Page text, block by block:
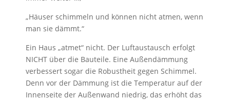
„Häuser schimmeln und können nicht atmen, wenn
man sie dämmt.“
Ein Haus „atmet“ nicht. Der Luftaustausch erfolgt
NICHT über die Bauteile. Eine Außendämmung
verbessert sogar die Robustheit gegen Schimmel.
Denn vor der Dämmung ist die Temperatur auf der
Innenseite der Außenwand niedrig, das erhöht das